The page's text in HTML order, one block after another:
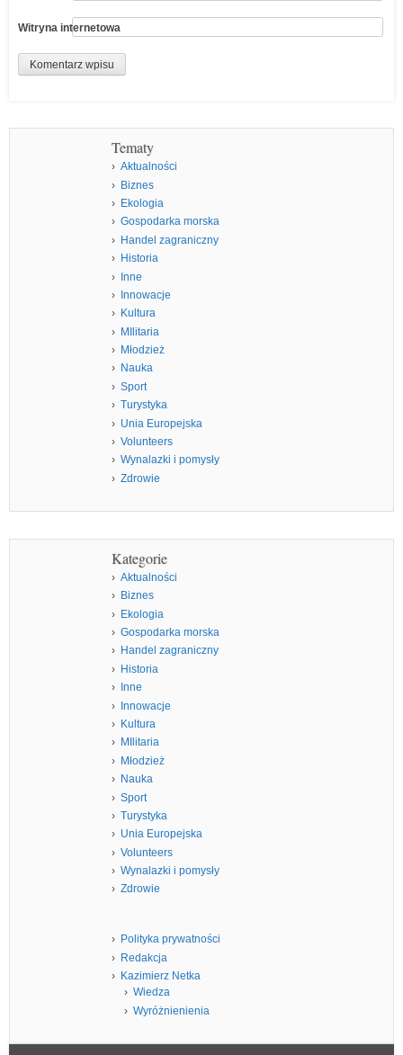
Witryna internetowa
Tematy
Aktualności
Biznes
Ekologia
Gospodarka morska
Handel zagraniczny
Historia
Inne
Innowacje
Kultura
MIlitaria
Młodzież
Nauka
Sport
Turystyka
Unia Europejska
Volunteers
Wynalazki i pomysły
Zdrowie
Kategorie
Aktualności
Biznes
Ekologia
Gospodarka morska
Handel zagraniczny
Historia
Inne
Innowacje
Kultura
MIlitaria
Młodzież
Nauka
Sport
Turystyka
Unia Europejska
Volunteers
Wynalazki i pomysły
Zdrowie
Polityka prywatności
Redakcja
Kazimierz Netka
Wiedza
Wyróżnienienia